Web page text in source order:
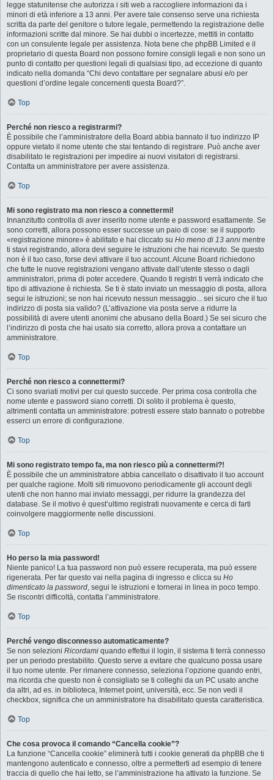
legge statunitense che autorizza i siti web a raccogliere informazioni da i
minori di età inferiore a 13 anni. Per avere tale consenso serve una richiesta
scritta da parte del genitore o tutore legale, permettendo la registrazione delle
informazioni scritte dal minore. Se hai dubbi o incertezze, mettiti in contatto
con un consulente legale per assistenza. Nota bene che phpBB Limited e il
proprietario di questa Board non possono fornire consigli legali e non sono un
punto di contatto per questioni legali di qualsiasi tipo, ad eccezione di quanto
indicato nella domanda “Chi devo contattare per segnalare abusi e/o per
questioni d’ordine legale concernenti questa Board?”.
Top
Perché non riesco a registrarmi?
È possibile che l’amministratore della Board abbia bannato il tuo indirizzo IP
oppure vietato il nome utente che stai tentando di registrare. Può anche aver
disabilitato le registrazioni per impedire ai nuovi visitatori di registrarsi.
Contatta un amministratore per avere assistenza.
Top
Mi sono registrato ma non riesco a connettermi!
Innanzitutto controlla di aver inserito nome utente e password esattamente. Se
sono corretti, allora possono esser successe un paio di cose: se il supporto
«registrazione minore» è abilitato e hai cliccato su Ho meno di 13 anni mentre
ti stavi registrando, allora devi seguire le istruzioni che hai ricevuto. Se questo
non è il tuo caso, forse devi attivare il tuo account. Alcune Board richiedono
che tutte le nuove registrazioni vengano attivate dall’utente stesso o dagli
amministratori, prima di poter accedere. Quando ti registri ti verrà indicato che
tipo di attivazione è richiesta. Se ti è stato inviato un messaggio di posta, allora
segui le istruzioni; se non hai ricevuto nessun messaggio... sei sicuro che il tuo
indirizzo di posta sia valido? (L’attivazione via posta serve a ridurre la
possibilità di avere utenti anonimi che abusano della Board.) Se sei sicuro che
l’indirizzo di posta che hai usato sia corretto, allora prova a contattare un
amministratore.
Top
Perché non riesco a connettermi?
Ci sono svariati motivi per cui questo succede. Per prima cosa controlla che
nome utente e password siano corretti. Di solito il problema è questo,
altrimenti contatta un amministratore: potresti essere stato bannato o potrebbe
esserci un errore di configurazione.
Top
Mi sono registrato tempo fa, ma non riesco più a connettermi?!
È possibile che un amministratore abbia cancellato o disattivato il tuo account
per qualche ragione. Molti siti rimuovono periodicamente gli account degli
utenti che non hanno mai inviato messaggi, per ridurre la grandezza del
database. Se il motivo è quest’ultimo registrati nuovamente e cerca di farti
coinvolgere maggiormente nelle discussioni.
Top
Ho perso la mia password!
Niente panico! La tua password non può essere recuperata, ma può essere
rigenerata. Per far questo vai nella pagina di ingresso e clicca su Ho
dimenticato la password, segui le istruzioni e tornerai in linea in poco tempo.
Se riscontri difficoltà, contatta l’amministratore.
Top
Perché vengo disconnesso automaticamente?
Se non selezioni Ricordami quando effettui il login, il sistema ti terrà connesso
per un periodo prestabilito. Questo serve a evitare che qualcuno possa usare
il tuo nome utente. Per rimanere connesso, seleziona l’opzione quando entri,
ma ricorda che questo non è consigliato se ti colleghi da un PC usato anche
da altri, ad es. in biblioteca, Internet point, università, ecc. Se non vedi il
checkbox, significa che un amministratore ha disabilitato questa caratteristica.
Top
Che cosa provoca il comando “Cancella cookie”?
La funzione “Cancella cookie” eliminerà tutti i cookie generati da phpBB che ti
mantengono autenticato e connesso, oltre a permetterti ad esempio di tenere
traccia di quello che hai letto, se l’amministrazione ha attivato la funzione. Se